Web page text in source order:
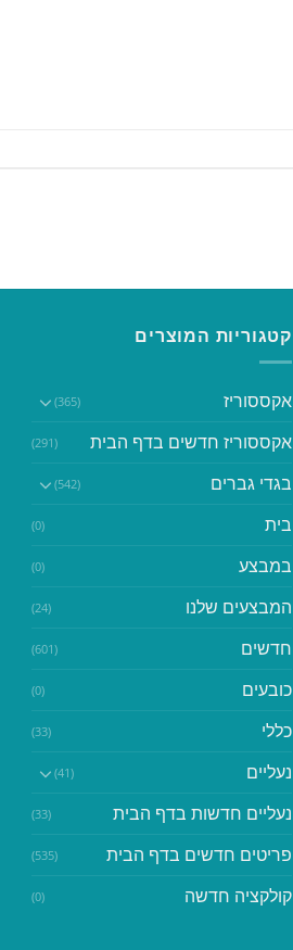
קטגוריות המוצרים
אקססוריז (365)
אקססוריז חדשים בדף הבית (291)
בגדי גברים (542)
בית (0)
במבצע (0)
המבצעים שלנו (24)
חדשים (601)
כובעים (0)
כללי (33)
נעליים (41)
נעליים חדשות בדף הבית (33)
פריטים חדשים בדף הבית (535)
קולקציה חדשה (0)